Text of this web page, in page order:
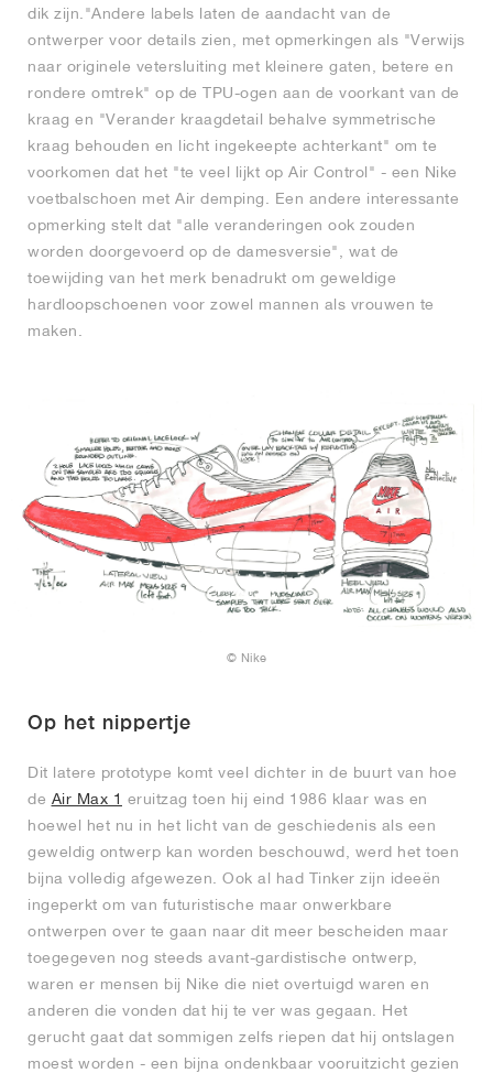
dik zijn."Andere labels laten de aandacht van de
ontwerper voor details zien, met opmerkingen als "Verwijs
naar originele vetersluiting met kleinere gaten, betere en
rondere omtrek" op de TPU-ogen aan de voorkant van de
kraag en "Verander kraagdetail behalve symmetrische
kraag behouden en licht ingekeepte achterkant" om te
voorkomen dat het "te veel lijkt op Air Control" - een Nike
voetbalschoen met Air demping. Een andere interessante
opmerking stelt dat "alle veranderingen ook zouden
worden doorgevoerd op de damesversie", wat de
toewijding van het merk benadrukt om geweldige
hardloopschoenen voor zowel mannen als vrouwen te
maken.
© Nike
Op het nippertje
Dit latere prototype komt veel dichter in de buurt van hoe
de Air Max 1 eruitzag toen hij eind 1986 klaar was en
hoewel het nu in het licht van de geschiedenis als een
geweldig ontwerp kan worden beschouwd, werd het toen
bijna volledig afgewezen. Ook al had Tinker zijn ideeën
ingeperkt om van futuristische maar onwerkbare
ontwerpen over te gaan naar dit meer bescheiden maar
toegegeven nog steeds avant-gardistische ontwerp,
waren er mensen bij Nike die niet overtuigd waren en
anderen die vonden dat hij te ver was gegaan. Het
gerucht gaat dat sommigen zelfs riepen dat hij ontslagen
moest worden - een bijna ondenkbaar vooruitzicht gezien